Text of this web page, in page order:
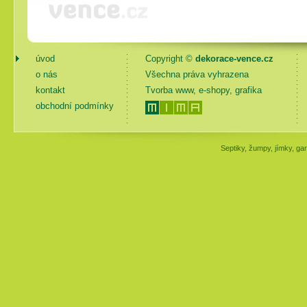
úvod
o nás
kontakt
obchodní podmínky
Copyright © dekorace-vence.cz
Všechna práva vyhrazena
Tvorba www, e-shopy, grafika
Septiky, žumpy, jímky,